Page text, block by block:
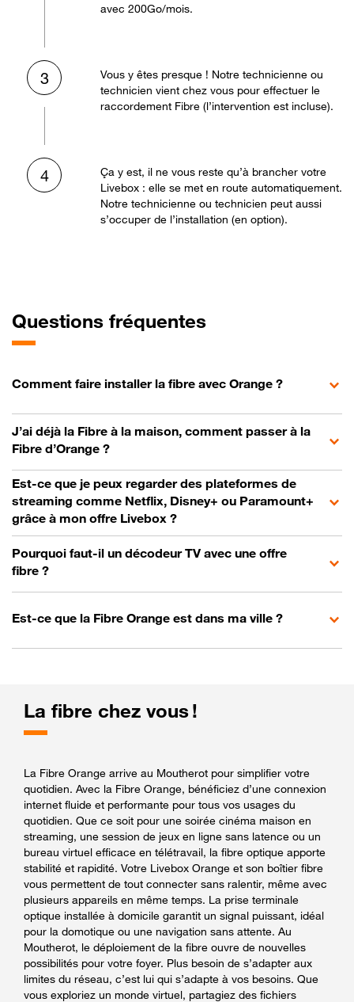
avec 200Go/mois.
3
Vous y êtes presque ! Notre technicienne ou
technicien vient chez vous pour effectuer le
raccordement Fibre (l’intervention est incluse).
4
Ça y est, il ne vous reste qu’à brancher votre
Livebox : elle se met en route automatiquement.
Notre technicienne ou technicien peut aussi
s’occuper de l’installation (en option).
Questions fréquentes
Comment faire installer la fibre avec Orange ?
J’ai déjà la Fibre à la maison, comment passer à la
Fibre d’Orange ?
Est-ce que je peux regarder des plateformes de
streaming comme Netflix, Disney+ ou Paramount+
grâce à mon offre Livebox ?
Pourquoi faut-il un décodeur TV avec une offre
fibre ?
Est-ce que la Fibre Orange est dans ma ville ?
La fibre chez vous !
La Fibre Orange arrive au Moutherot pour simplifier votre
quotidien. Avec la Fibre Orange, bénéficiez d’une connexion
internet fluide et performante pour tous vos usages du
quotidien. Que ce soit pour une soirée cinéma maison en
streaming, une session de jeux en ligne sans latence ou un
bureau virtuel efficace en télétravail, la fibre optique apporte
stabilité et rapidité. Votre Livebox Orange et son boîtier fibre
vous permettent de tout connecter sans ralentir, même avec
plusieurs appareils en même temps. La prise terminale
optique installée à domicile garantit un signal puissant, idéal
pour la domotique ou une navigation sans attente. Au
Moutherot, le déploiement de la fibre ouvre de nouvelles
possibilités pour votre foyer. Plus besoin de s’adapter aux
limites du réseau, c’est lui qui s’adapte à vos besoins. Que
vous exploriez un monde virtuel, partagiez des fichiers